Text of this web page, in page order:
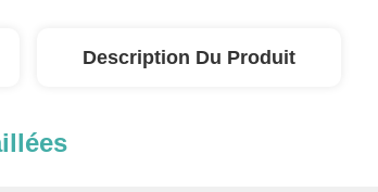
Description Du Produit